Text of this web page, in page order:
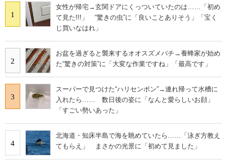
1
女性が帰宅→玄関ドアにくっついていたのは……「初め
て見た!!!」 “驚きの虫”に「良いことありそう」「宝く
じ買いなはれ」
2
お盆を過ぎると襲来するオオスズメバチ→養蜂家が始め
た“驚きの対策”に「大変な作業ですね」「最高です」
3
スーパーで見つけた“ハリセンボン”→連れ帰って水槽に
入れたら…… 数日後の姿に「なんと愛らしいお顔」
「すごい勢いあった」
4
北海道・知床半島で海を眺めていたら……「泳ぎ方教え
てもらえ」 まさかの光景に「初めて見ました」